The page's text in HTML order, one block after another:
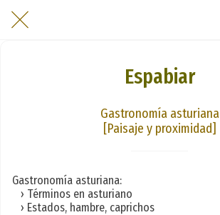
Espabiar
Gastronomía asturiana
[Paisaje y proximidad]
Gastronomía asturiana:
› Términos en asturiano
› Estados, hambre, caprichos